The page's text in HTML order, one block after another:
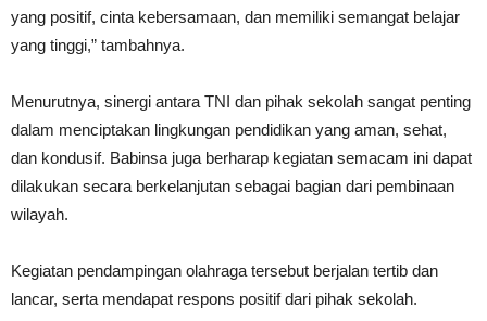
yang positif, cinta kebersamaan, dan memiliki semangat belajar
yang tinggi,” tambahnya.
Menurutnya, sinergi antara TNI dan pihak sekolah sangat penting
dalam menciptakan lingkungan pendidikan yang aman, sehat,
dan kondusif. Babinsa juga berharap kegiatan semacam ini dapat
dilakukan secara berkelanjutan sebagai bagian dari pembinaan
wilayah.
Kegiatan pendampingan olahraga tersebut berjalan tertib dan
lancar, serta mendapat respons positif dari pihak sekolah.